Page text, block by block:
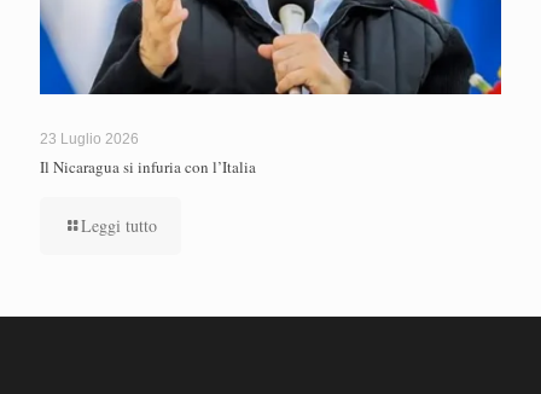
23 Luglio 2026
Il Nicaragua si infuria con l’Italia
Leggi tutto